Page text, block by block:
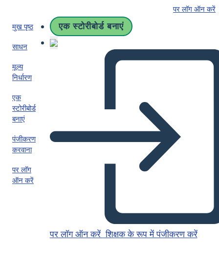
पर लॉग ऑन करें
मुख पृष्ठ
साधन
मूल्य
निर्धारण
एक
स्टोरीबोर्ड
बनाएं
पंजीकरण
करवाना
पर लॉग
ऑन करें
एक स्टोरीबोर्ड बनाएं
पर लॉग ऑन करें शिक्षक के रूप में पंजीकरण करें